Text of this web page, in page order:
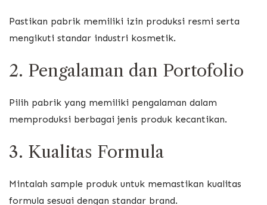
Pastikan pabrik memiliki izin produksi resmi serta
mengikuti standar industri kosmetik.
2. Pengalaman dan Portofolio
Pilih pabrik yang memiliki pengalaman dalam
memproduksi berbagai jenis produk kecantikan.
3. Kualitas Formula
Mintalah sample produk untuk memastikan kualitas
formula sesuai dengan standar brand.